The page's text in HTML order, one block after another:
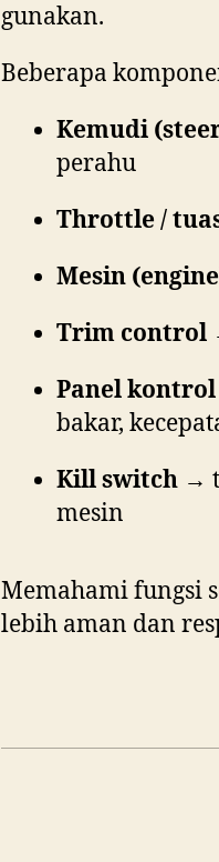
gunakan.
Beberapa
Kemudi
perahu
Throttle /
Mesin
Trim control
Panel kontrol
bakar,
Kill switch →
mesin
Memahami fungsi
lebih aman dan